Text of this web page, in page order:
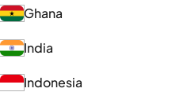
Ghana
India
Indonesia